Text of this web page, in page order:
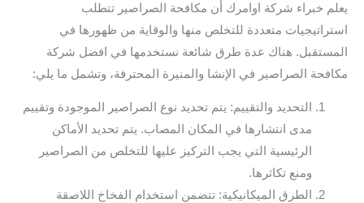
يعلم خبراء شركة اوامرك أن مكافحة الصراصير تتطلب
استراتيجيات متعددة للتخلص منها والوقاية من ظهورها في
المستقبل. هناك عدة طرق شائعة نستخدمها في افضل شركة
مكافحة الصراصير في الإنشا والمنيرة المحترفة، وتشمل ما يلي:
التحديد والتقييم: يتم تحديد نوع الصراصير الموجودة وتقييم
مدى انتشارها في المكان المصاب. يتم تحديد الأماكن
الرئيسية التي يجب التركيز عليها للتخلص من الصراصير
ومنع تكاثرها.
الطرق الميكانيكية: تتضمن استخدام الفخاخ اللاصقة